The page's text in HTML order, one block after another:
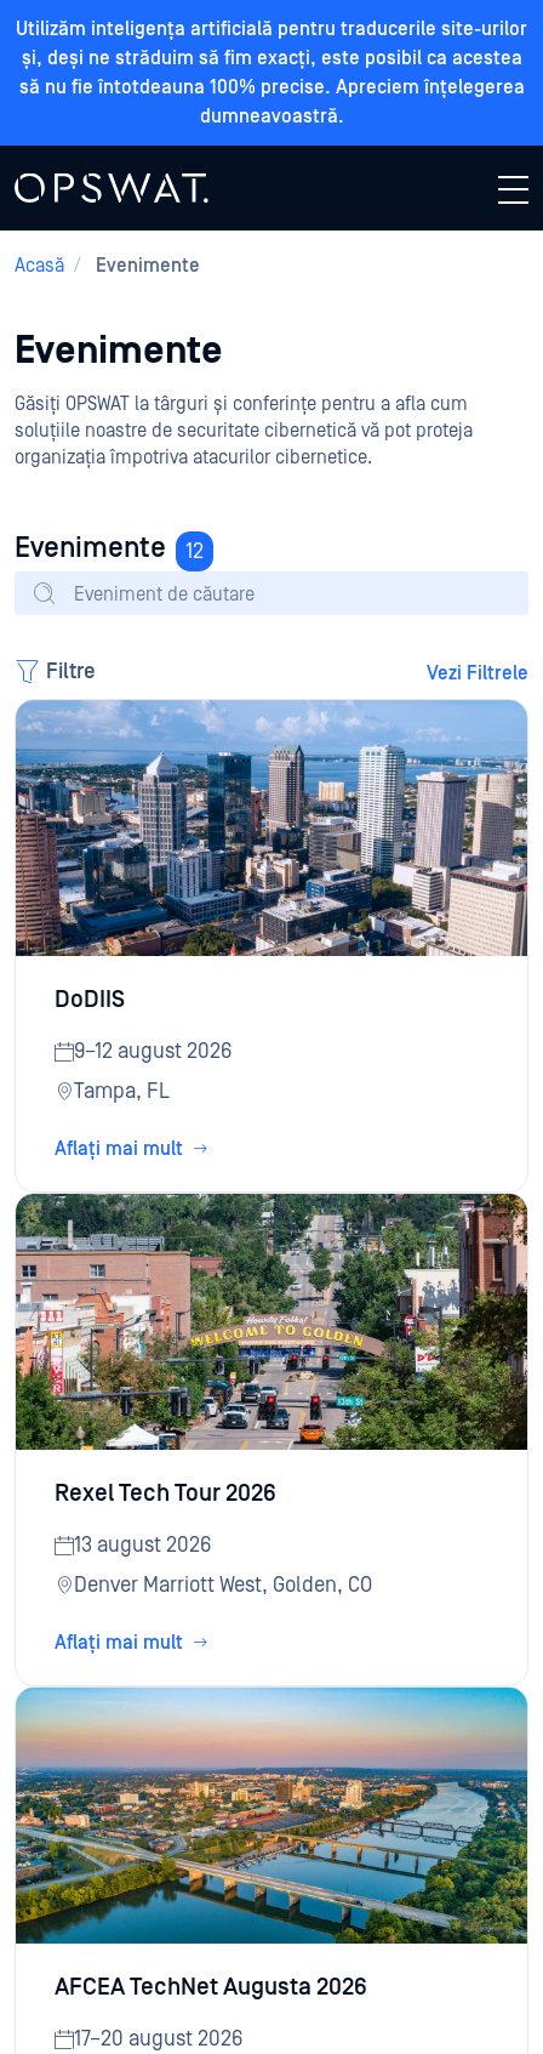
Utilizăm inteligența artificială pentru traducerile site-urilor
și, deși ne străduim să fim exacți, este posibil ca acestea
să nu fie întotdeauna 100% precise. Apreciem înțelegerea
dumneavoastră.
Acasă / Evenimente
Evenimente
Găsiți OPSWAT la târguri și conferințe pentru a afla cum
soluțiile noastre de securitate cibernetică vă pot proteja
organizația împotriva atacurilor cibernetice.
Evenimente 12
Filtre Vezi Filtrele
DoDIIS
9–12 august 2026
Tampa, FL
Aflați mai mult
Rexel Tech Tour 2026
13 august 2026
Denver Marriott West, Golden, CO
Aflați mai mult
AFCEA TechNet Augusta 2026
17–20 august 2026